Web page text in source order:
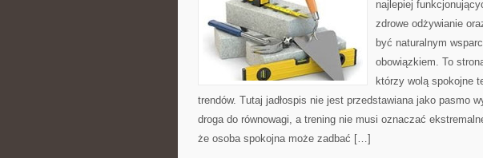
najlepiej
zdrowe odżywianie
być naturalnym
obowiązkiem. To
którzy wolą spokojne
trendów. Tutaj jadłospis nie jest przedstawiana jako pasmo
droga do równowagi, a trening nie musi oznaczać
że osoba spokojna może zadbać […]